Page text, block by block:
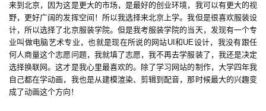
游
戏
业
界
手
来到北京，因为这是更大的市场，是最好的创业环境，我可以有更大的视
野，更好广阔的发挥空间！所以我选择来北京上学。我但是很喜欢服装设
计，所以选择了北京服装学院。但是我考服装学院的当天，发现有一个专
业叫做电脑艺术专业，也就是现在所说的网站UI和UE设计，我没有跟任
何人商量这个志愿问题，我就填了志愿，我不再去学服装了，我还是决定
选择换联网。这才是我心里最喜欢的。除了学习网站的制作，大学四年我
自己都在学动画，我也是从建模渲染、剪辑到配音，那时候最大的兴趣变
成了动画这个方向！